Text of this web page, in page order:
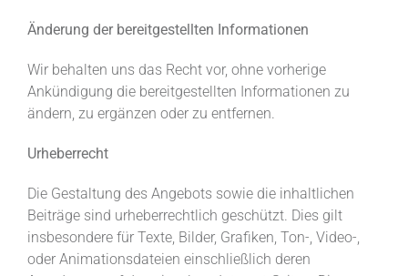
Änderung der bereitgestellten Informationen
Wir behalten uns das Recht vor, ohne vorherige
Ankündigung die bereitgestellten Informationen zu
ändern, zu ergänzen oder zu entfernen.
Urheberrecht
Die Gestaltung des Angebots sowie die inhaltlichen
Beiträge sind urheberrechtlich geschützt. Dies gilt
insbesondere für Texte, Bilder, Grafiken, Ton-, Video-,
oder Animationsdateien einschließlich deren